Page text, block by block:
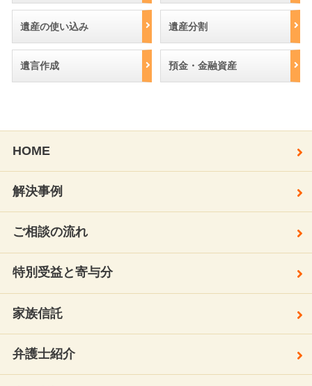
遺産の使い込み 遺産分割
遺言作成 預金・金融資産
HOME
解決事例
ご相談の流れ
特別受益と寄与分
家族信託
弁護士紹介